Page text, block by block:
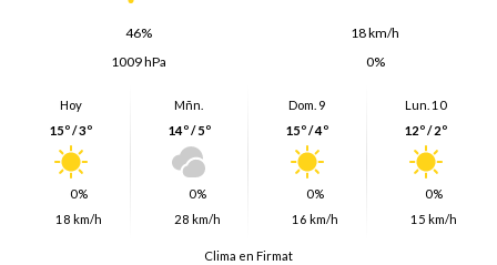
46%
18 km/h
1009 hPa
0%
Hoy
15º / 3º
0%
18 km/h
Mñn.
14º / 5º
0%
28 km/h
Dom. 9
15º / 4º
0%
16 km/h
Lun. 10
12º / 2º
0%
15 km/h
Clima en Firmat